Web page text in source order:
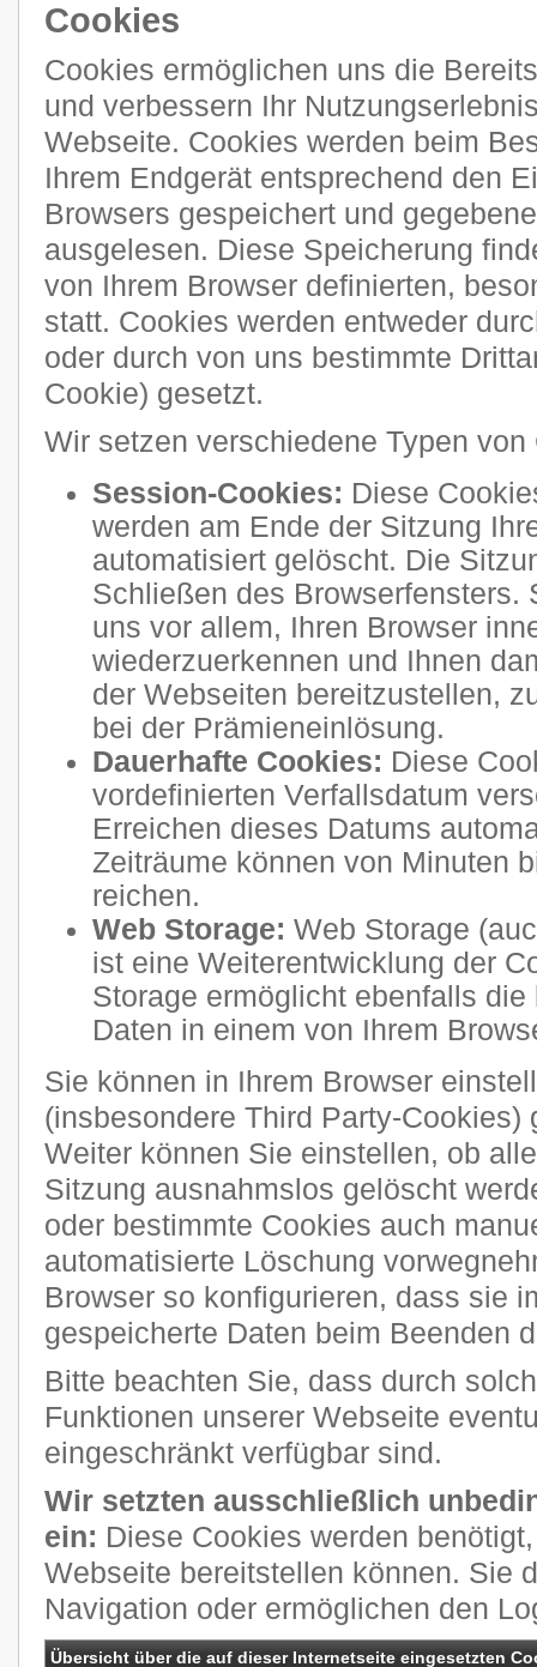
Cookies
Cookies ermöglichen uns die
und verbessern Ihr
Webseite. Cookies werden beim
Ihrem Endgerät entsprechend den
Browsers gespeichert und
ausgelesen. Diese Speicherung
von Ihrem Browser definierten,
statt. Cookies werden entweder
oder durch von uns bestimmte
Cookie) gesetzt.
Wir setzen verschiedene Typen von
Session-Cookies: Diese
werden am Ende der Sitzung
automatisiert gelöscht. Die
Schließen des Browserfensters.
uns vor allem, Ihren Browser
wiederzuerkennen und Ihnen
der Webseiten bereitzustellen,
bei der Prämieneinlösung.
Dauerhafte Cookies: Diese
vordefinierten Verfallsdatum
Erreichen dieses Datums
Zeiträume können von Minuten
reichen.
Web Storage: Web Storage
ist eine Weiterentwicklung der
Storage ermöglicht ebenfalls
Daten in einem von Ihrem
Sie können in Ihrem Browser
(insbesondere Third Party-Cookies)
Weiter können Sie einstellen, ob
Sitzung ausnahmslos gelöscht
oder bestimmte Cookies auch
automatisierte Löschung
Browser so konfigurieren, dass sie
gespeicherte Daten beim Beenden
Bitte beachten Sie, dass durch
Funktionen unserer Webseite
eingeschränkt verfügbar sind.
Wir setzten ausschließlich
ein: Diese Cookies werden
Webseite bereitstellen können. Sie
Navigation oder ermöglichen den
Übersicht über die auf dieser Internetseite eingesetzten